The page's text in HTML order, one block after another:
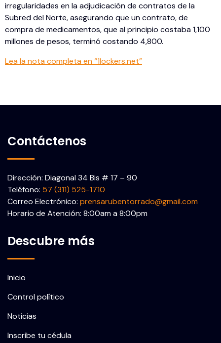
irregularidades en la adjudicación de contratos de la
Subred del Norte, asegurando que un contrato, de
compra de medicamentos, que al principio costaba 1,100
millones de pesos, terminó costando 4,800.
Lea la nota completa en “1lockers.net”
Contáctenos
Dirección: Diagonal 34 Bis # 17 – 90
Teléfono: 57 (311) 525-1710
Correo Electrónico: prensarubentorrado@gmail.com
Horario de Atención: 8:00am a 8:00pm
Descubre más
Inicio
Control político
Noticias
Inscribe tu cédula